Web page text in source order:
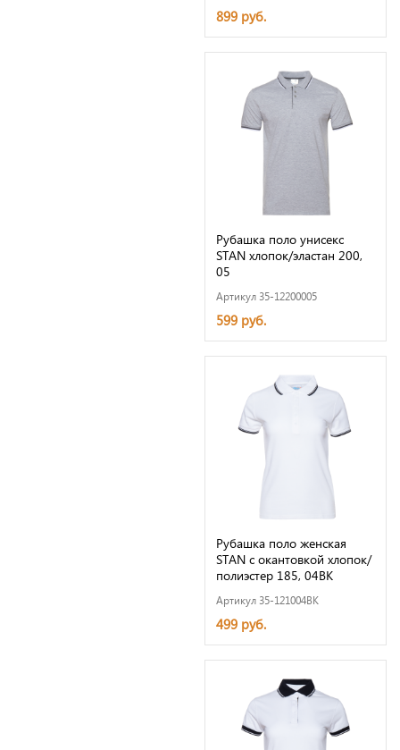
899 руб.
Рубашка поло унисекс
STAN хлопок/эластан 200,
05
Артикул 35-12200005
599 руб.
Рубашка поло женская
STAN с окантовкой хлопок/
полиэстер 185, 04BK
Артикул 35-121004BK
499 руб.